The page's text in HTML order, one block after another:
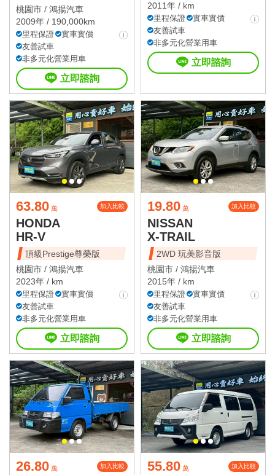
桃園市 / 鴻揚汽車
2009年 / 190,000km
里程保證
實車實價
友善試車
非多元化營業用車
立即諮詢
2011年 / km
里程保證
實車實價
友善試車
非多元化營業用車
立即諮詢
63.80 萬 加入比較
HONDA
HR-V
頂級Prestige尊榮版
桃園市 / 鴻揚汽車
2023年 / km
里程保證
實車實價
友善試車
非多元化營業用車
立即諮詢
19.80 萬 加入比較
NISSAN
X-TRAIL
2WD 玩美影音版
桃園市 / 鴻揚汽車
2015年 / km
里程保證
實車實價
友善試車
非多元化營業用車
立即諮詢
26.80 萬 加入比較 55.80 萬 加入比較